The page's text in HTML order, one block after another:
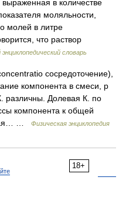
в количестве
моляльности,
молей в литре
что раствор
словарь
сосредоточение),
компонента в смеси, р
различны. Долевая К. по
компонента к общей
…
Физическая энциклопедия
18+